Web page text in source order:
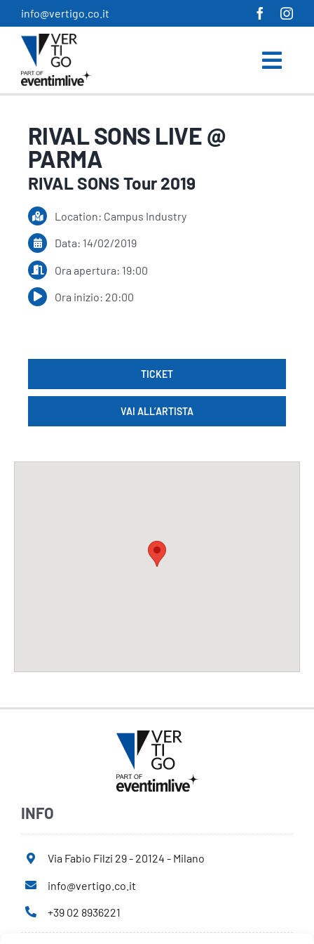
Salta
al
contenuto
info@vertigo.co.it
RIVAL SONS LIVE @
PARMA
RIVAL SONS Tour 2019
Location: Campus Industry
Data: 14/02/2019
Ora apertura: 19:00
Ora inizio: 20:00
TICKET
VAI ALL’ARTISTA
INFO
Via Fabio Filzi 29 - 20124 - Milano
info@vertigo.co.it
+39 02 8936221